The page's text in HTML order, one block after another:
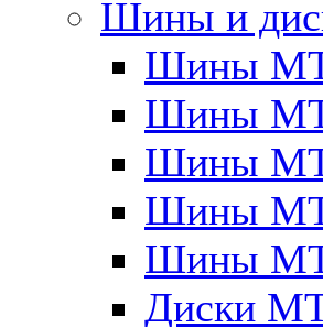
Шины и
Шины
Шины
Шины
Шины
Шины
Диски